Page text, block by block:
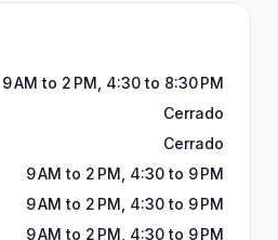
9 AM to 2 PM, 4:30 to 8:30 PM
Cerrado
Cerrado
9 AM to 2 PM, 4:30 to 9 PM
9 AM to 2 PM, 4:30 to 9 PM
9 AM to 2 PM, 4:30 to 9 PM